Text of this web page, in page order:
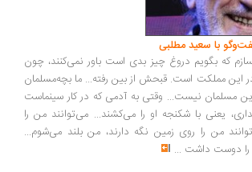
سعید مطلبی
بگویم دروغ چیز بدی است باور نمی‌کنند، چون
است. قبحش از بین رفته... ما بچه‌مسلمان
نیست... وقتی به آدمی که در کار سینماست
با شکنجه او را می‌کشند... می‌توانند من را
را روی زمین نگه دارند، من بلند می‌شوم...
داشت ...